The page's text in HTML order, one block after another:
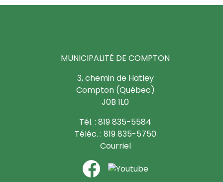
MUNICIPALITÉ DE COMPTON
3, chemin de Hatley
Compton (Québec)
J0B 1L0
Tél. : 819 835-5584
Téléc. : 819 835-5750
Courriel